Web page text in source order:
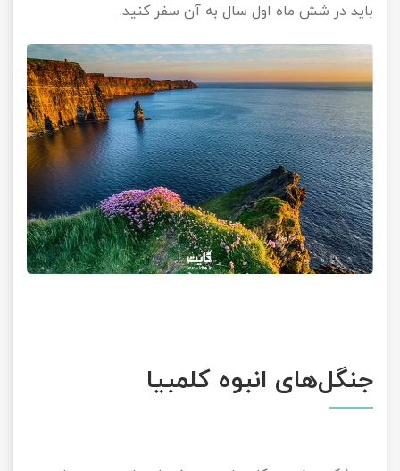
باید در شش ماه اول سال به آن سفر کنید.
جنگل‌های انبوه کلمبیا